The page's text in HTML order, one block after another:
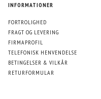
INFORMATIONER
FORTROLIGHED
FRAGT OG LEVERING
FIRMAPROFIL
TELEFONISK HENVENDELSE
BETINGELSER & VILKÅR
RETURFORMULAR